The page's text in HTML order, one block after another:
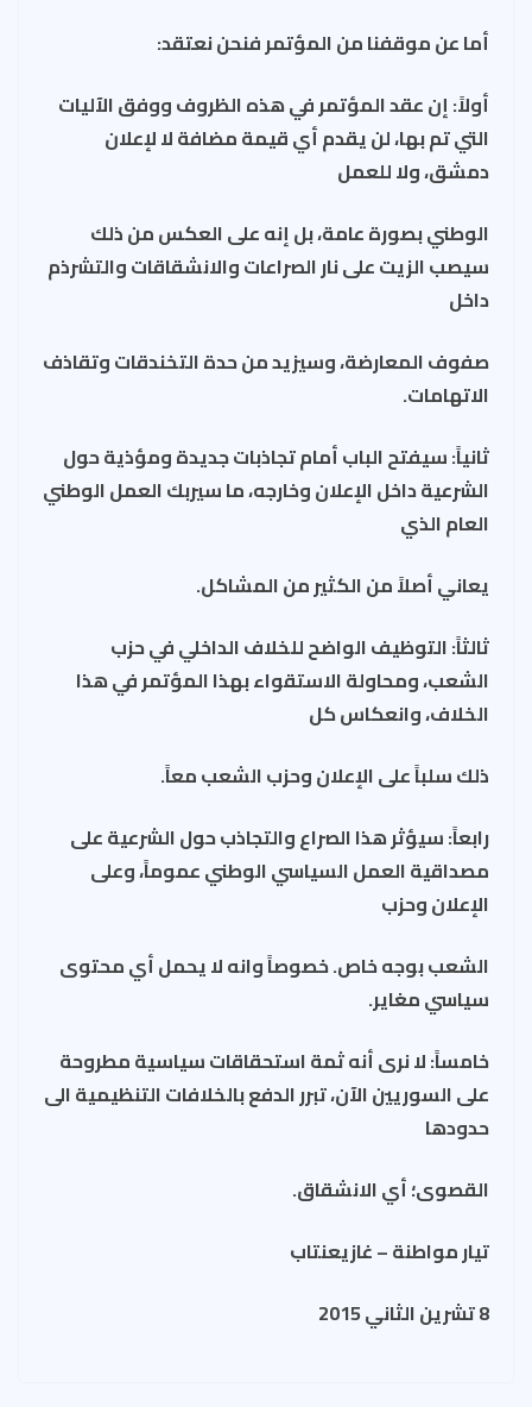
أما عن موقفنا من المؤتمر فنحن نعتقد:
أولاً: إن عقد المؤتمر في هذه الظروف ووفق الآليات
التي تم بها، لن يقدم أي قيمة مضافة لا لإعلان
دمشق، ولا للعمل
الوطني بصورة عامة، بل إنه على العكس من ذلك
سيصب الزيت على نار الصراعات والانشقاقات والتشرذم
داخل
صفوف المعارضة، وسيزيد من حدة التخندقات وتقاذف
الاتهامات.
ثانياً: سيفتح الباب أمام تجاذبات جديدة ومؤذية حول
الشرعية داخل الإعلان وخارجه، ما سيربك العمل الوطني
العام الذي
يعاني أصلاً من الكثير من المشاكل.
ثالثاً: التوظيف الواضح للخلاف الداخلي في حزب
الشعب، ومحاولة الاستقواء بهذا المؤتمر في هذا
الخلاف، وانعكاس كل
ذلك سلباً على الإعلان وحزب الشعب معاً.
رابعاً: سيؤثر هذا الصراع والتجاذب حول الشرعية على
مصداقية العمل السياسي الوطني عموماً، وعلى
الإعلان وحزب
الشعب بوجه خاص. خصوصاً وانه لا يحمل أي محتوى
سياسي مغاير.
خامساً: لا نرى أنه ثمة استحقاقات سياسية مطروحة
على السوريين الآن، تبرر الدفع بالخلافات التنظيمية الى
حدودها
القصوى؛ أي الانشقاق.
تيار مواطنة – غازيعنتاب
8 تشرين الثاني 2015